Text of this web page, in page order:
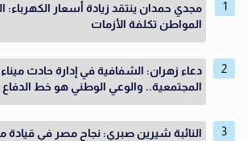
مجدي حمدان ينتقد زيادة أسعار الكهرباء:
المواطن تكلفة الأزمات
دعاء زهران: الشفافية في إدارة حادث
المجتمعية.. والوعي الوطني هو خط الدفاع
النائبة شيرين صبري: نجاح مصر في